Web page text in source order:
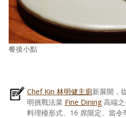
餐後小點
Chef Kin 林明健主廚新展開，
明挑戰法菜 Fine Dining高端之
料理檯形式、16 席限定、當